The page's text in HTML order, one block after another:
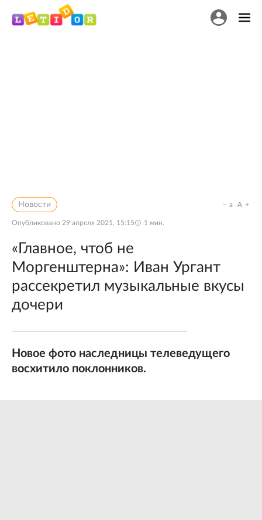
Новости
Опубликовано 29 апреля 2021, 15:15 1 мин.
a A
«Главное, чтоб не
Моргенштерна»: Иван Ургант
рассекретил музыкальные вкусы
дочери
Новое фото наследницы телеведущего
восхитило поклонников.